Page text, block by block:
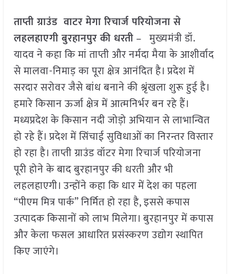
ताप्ती ग्राउंड वाटर मेगा रिचार्ज परियोजना से
लहलहाएगी बुरहानपुर की धरती– मुख्यमंत्री डॉ.
यादव ने कहा कि मां ताप्ती और नर्मदा मैया के आशीर्वाद
से मालवा-निमाड़ का पूरा क्षेत्र आनंदित है। प्रदेश में
सरदार सरोवर जैसे बांध बनाने की श्रृंखला शुरू हुई है।
हमारे किसान ऊर्जा क्षेत्र में आत्मनिर्भर बन रहे हैं।
मध्यप्रदेश के किसान नदी जोड़ो अभियान से लाभान्वित
हो रहे हैं। प्रदेश में सिंचाई सुविधाओं का निरन्तर विस्तार
हो रहा है। ताप्ती ग्राउंड वॉटर मेगा रिचार्ज परियोजना
पूरी होने के बाद बुरहानपुर की धरती और भी
लहलहाएगी। उन्होंने कहा कि धार में देश का पहला
“पीएम मित्र पार्क” निर्मित हो रहा है, इससे कपास
उत्पादक किसानों को लाभ मिलेगा। बुरहानपुर में कपास
और केला फसल आधारित प्रसंस्करण उद्योग स्थापित
किए जाएंगे।